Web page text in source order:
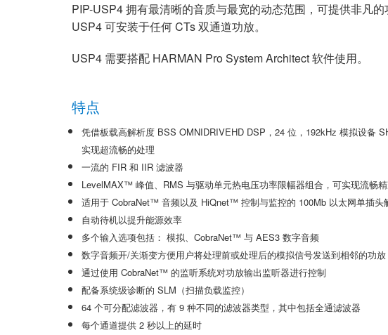
DCi 8|600
DCi 4|1250
DCi 4|1250DA
DCi 4|600N
DCi 8|600N
DCi 4|2400N
XLC 2800
XLi 1500
XLS DriveCore 2 系列
XLS 1002
功放配件
PX4000
KVS700
KVS1000
DSi Series
DSi 6000
VA 系列功放（仅限中国）
VA2350
VA21200
VA4500
VT4500
VK 系列功放（仅限中国）
VK1200
VK550
VK800
CNi Series (China Only)
CNi 1000
CNi 2000
XLS 系列（仅限中国）
XLS 202
XLS 402
XLS 602
XTi Series (China Only)
Ti 1000
XTi 2000
XTi 2.5 系列（仅限中国）
XTi 1002A
KVS Series
PIP-USP4 拥有最清晰的音质与最宽的动态范围，可提供非凡的
USP4 可安装于任何 CTs 双通道功放。
USP4 需要搭配 HARMAN Pro System Architect 软件使用。
特点
凭借板载高解析度 BSS OMNIDRIVEHD DSP，24 位，192kHz 模拟设备
实现超流畅的处理
一流的 FIR 和 IIR 滤波器
LevelMAX™ 峰值、RMS 与驱动单元热电压功率限幅器组合，可实现流畅
适用于 CobraNet™ 音频以及 HiQnet™ 控制与监控的 100Mb 以太网单插头
自动待机以提升能源效率
多个输入选项包括： 模拟、CobraNet™ 与 AES3 数字音频
数字音频开/关渐变方便用户将处理前或处理后的模拟信号发送到相邻的功放
通过使用 CobraNet™ 的监听系统对功放输出监听器进行控制
配备系统级诊断的 SLM（扫描负载监控）
64 个可分配滤波器，有 9 种不同的滤波器类型，其中包括全通滤波器
每个通道提供 2 秒以上的延时